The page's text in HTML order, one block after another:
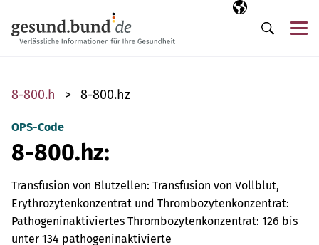
Выбранный
RU
Поиск
8-800.h 8-800.hz
OPS-Code
8-800.hz:
Transfusion von Blutzellen: Transfusion von Vollblut,
Erythrozytenkonzentrat und Thrombozytenkonzentrat:
Pathogeninaktiviertes Thrombozytenkonzentrat: 126 bis
unter 134 pathogeninaktivierte